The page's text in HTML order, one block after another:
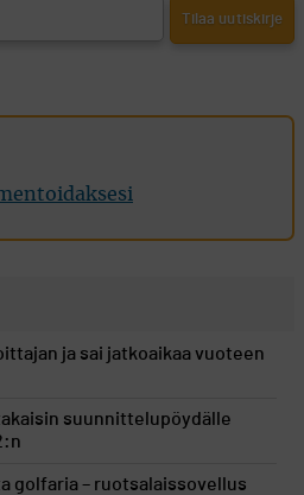
ja sai jatkoaikaa vuoteen
suunnittelupöydälle
golfaria – ruotsalaissovellus